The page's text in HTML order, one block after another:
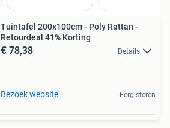
Tuintafel 200x100cm - Poly Rattan -
Retourdeal 41% Korting
€ 78,38 Details
Bezoek website Eergisteren